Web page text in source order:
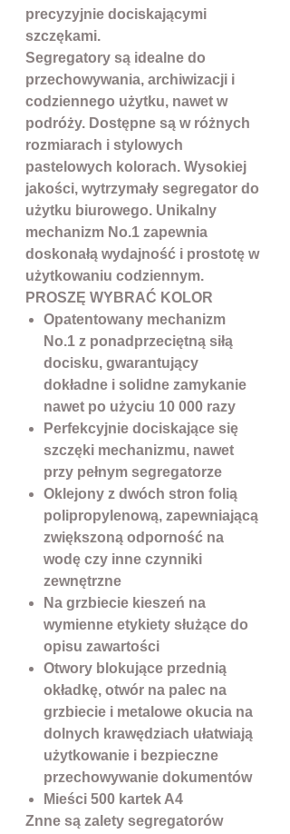
precyzyjnie dociskającymi
szczękami.
Segregatory są idealne do
przechowywania, archiwizacji i
codziennego użytku, nawet w
podróży. Dostępne są w różnych
rozmiarach i stylowych
pastelowych kolorach. Wysokiej
jakości, wytrzymały segregator do
użytku biurowego. Unikalny
mechanizm No.1 zapewnia
doskonałą wydajność i prostotę w
użytkowaniu codziennym.
PROSZĘ WYBRAĆ KOLOR
Opatentowany mechanizm
No.1 z ponadprzeciętną siłą
docisku, gwarantujący
dokładne i solidne zamykanie
nawet po użyciu 10 000 razy
Perfekcyjnie dociskające się
szczęki mechanizmu, nawet
przy pełnym segregatorze
Oklejony z dwóch stron folią
polipropylenową, zapewniającą
zwiększoną odporność na
wodę czy inne czynniki
zewnętrzne
Na grzbiecie kieszeń na
wymienne etykiety służące do
opisu zawartości
Otwory blokujące przednią
okładkę, otwór na palec na
grzbiecie i metalowe okucia na
dolnych krawędziach ułatwiają
użytkowanie i bezpieczne
przechowywanie dokumentów
Mieści 500 kartek A4
Znne są zalety segregatorów